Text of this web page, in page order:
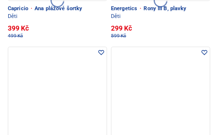
Capricio · Ana plážové šortky
Děti
399 Kč
499 Kč
Energetics · Rony III B, plavky
Děti
299 Kč
599 Kč